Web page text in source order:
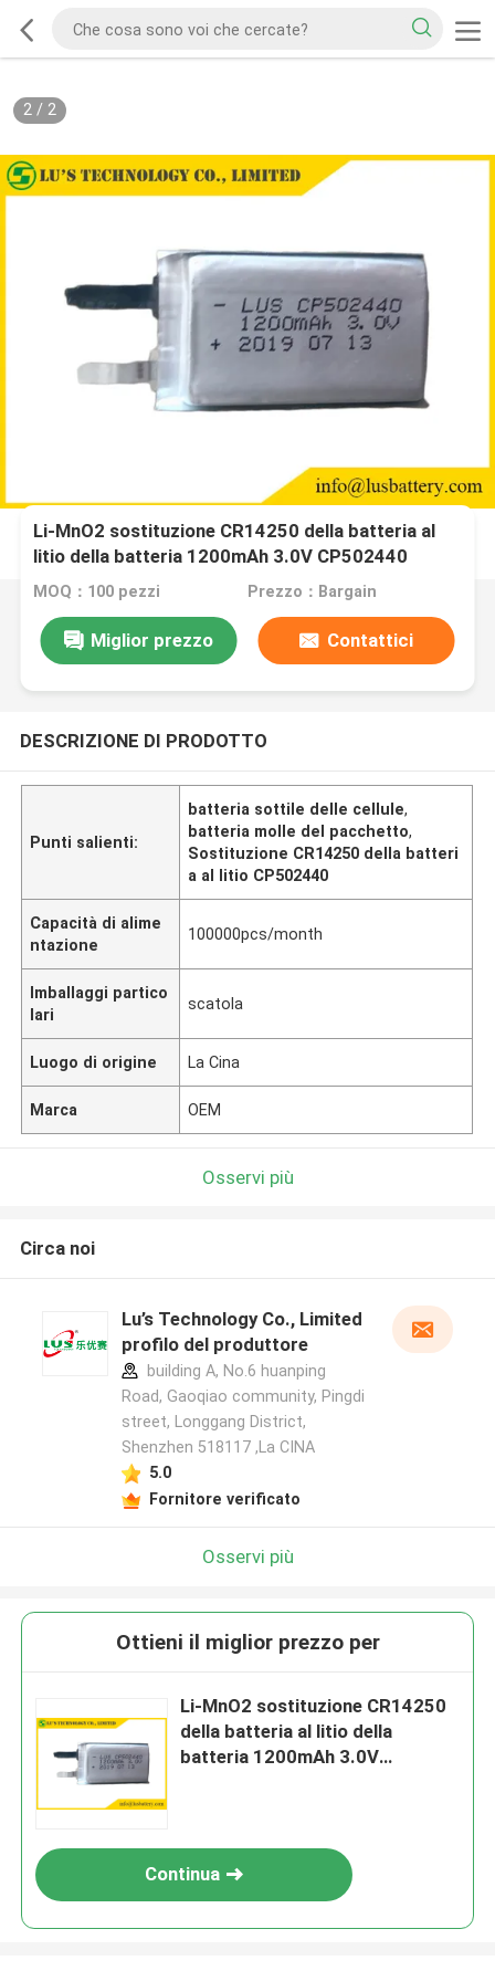
2/ 2
Li-MnO2 sostituzione CR14250 della batteria al
litio della batteria 1200mAh 3.0V CP502440
MOQ：100 pezzi Prezzo：Bargain
Miglior prezzo Contattici
DESCRIZIONE DI PRODOTTO
Punti salienti:
batteria sottile delle cellule,
batteria molle del pacchetto,
Sostituzione CR14250 della batteri
a al litio CP502440
Capacità di alime
ntazione
100000pcs/month
Imballaggi partico
lari
scatola
Luogo di origine La Cina
Marca OEM
Osservi più
Circa noi
Lu’s Technology Co., Limited
profilo del produttore
building A, No.6 huanping
Road, Gaoqiao community, Pingdi
street, Longgang District,
Shenzhen 518117 ,La CINA
5.0
Fornitore verificato
Osservi più
Ottieni il miglior prezzo per
Li-MnO2 sostituzione CR14250
della batteria al litio della
batteria 1200mAh 3.0V
Continua